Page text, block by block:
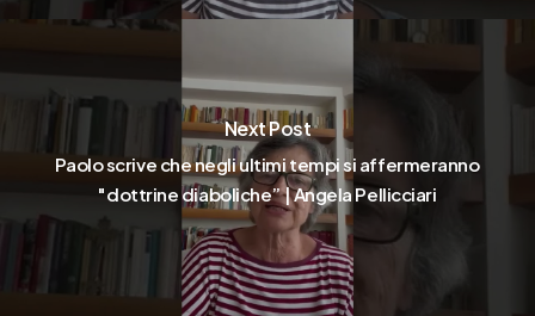
Next Post
Paolo scrive che negli ultimi tempi si affermeranno
"dottrine diaboliche” | Angela Pellicciari